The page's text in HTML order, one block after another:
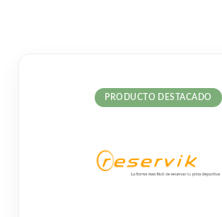
PRODUCTO DESTACADO